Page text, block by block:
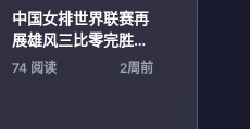
中国女排世界联赛再
展雄风三比零完胜韩
国
74 阅读 2周前